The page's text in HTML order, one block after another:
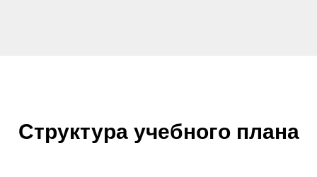
Структура учебного плана